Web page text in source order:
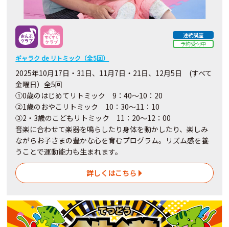
連続講座
予約受付中
ギャラク de リトミック（全5回）
2025年10月17日・31日、11月7日・21日、12月5日 (すべて
金曜日）全5回
①0歳のはじめてリトミック 9：40～10：20
②1歳のおやこリトミック 10：30～11：10
③2・3歳のこどもリトミック 11：20～12：00
音楽に合わせて楽器を鳴らしたり身体を動かしたり、楽しみ
ながらお子さまの豊かな心を育むプログラム。リズム感を養
うことで運動能力も生まれます。
詳しくはこちら